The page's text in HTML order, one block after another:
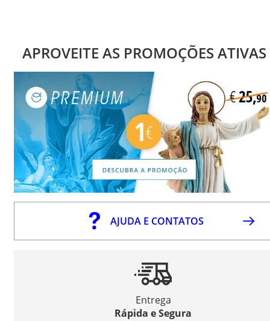
APROVEITE AS PROMOÇÕES ATIVAS
AJUDA E CONTATOS
Entrega
Rápida e Segura